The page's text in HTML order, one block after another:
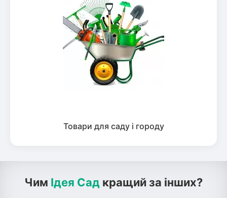
Товари для саду і городу
Чим Ідея Сад кращий за інших?